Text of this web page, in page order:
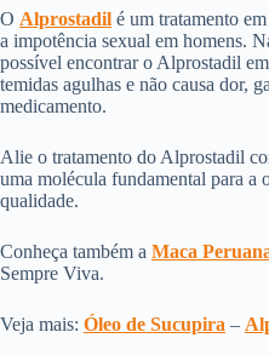
O Alprostadil é um tratamento
a impotência sexual em homens.
possível encontrar o Alprostadil
temidas agulhas e não causa dor,
medicamento.
Alie o tratamento do Alprostadil
uma molécula fundamental para a
qualidade.
Conheça também a Maca
Sempre Viva.
Veja mais: ​ Óleo de Sucupira ​ – ​